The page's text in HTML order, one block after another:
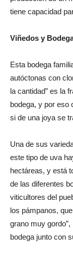
tiene capacidad
Viñedos y
Esta bodega
autóctonas con
la cantidad” es la
bodega, y por eso
si de una joya se
Una de sus
este tipo de uva
hectáreas, y está
de las diferentes
viticultores del
los pámpanos,
grano muy
bodega junto con